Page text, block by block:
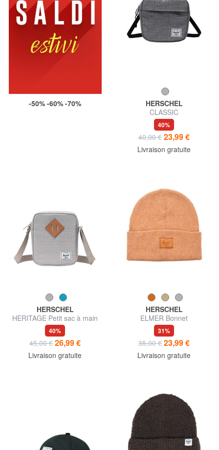
-50% -60% -70%
HERSCHEL
CLASSIC
40%
40,00 € 23,99 €
Livraison gratuite
HERSCHEL
HERITAGE Petit sac à main
40%
45,00 € 26,99 €
Livraison gratuite
HERSCHEL
ELMER Bonnet
31%
35,00 € 23,99 €
Livraison gratuite